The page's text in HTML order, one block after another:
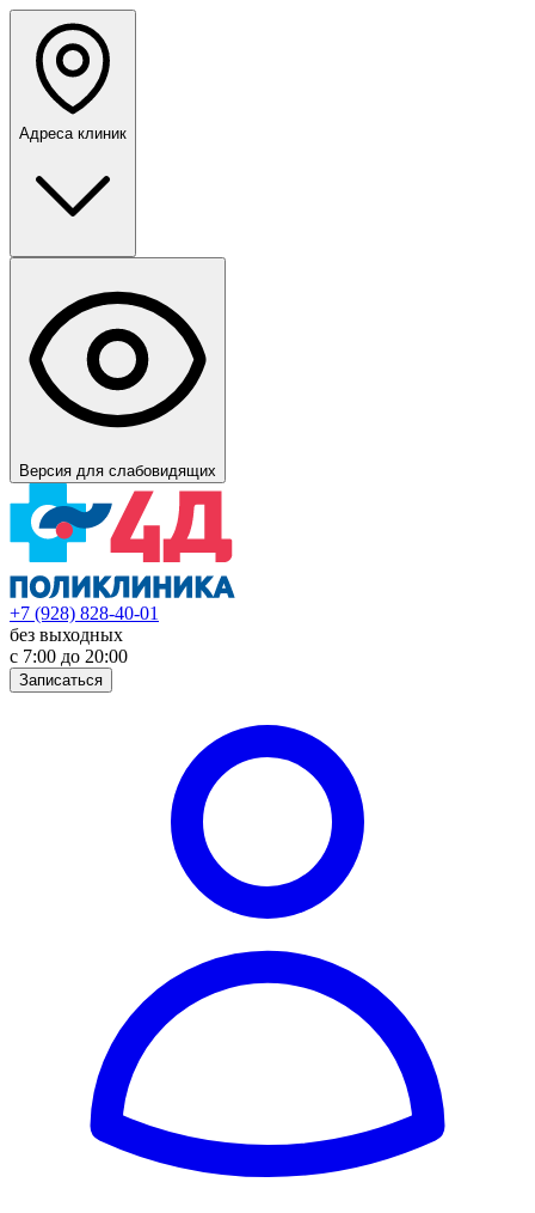
Адреса клиник
Версия для слабовидящих
+7 (928) 828-40-01
без выходных
с 7:00 до 20:00
Записаться